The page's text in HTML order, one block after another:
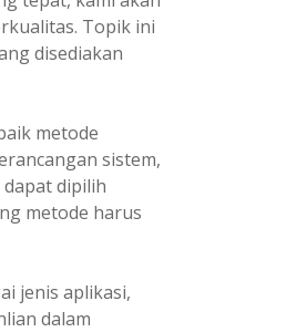
Topik ini
disediakan
metode
sistem,
dipilih
metode harus
jenis aplikasi,
dalam